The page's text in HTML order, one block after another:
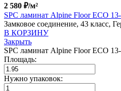
2 580 ₽/м²
SPC ламинат Alpine Floor ECO
Замковое соединение, 43 класс,
В КОРЗИНУ
Закрыть
SPC ламинат Alpine Floor ECO
Площадь:
Нужно упаковок: